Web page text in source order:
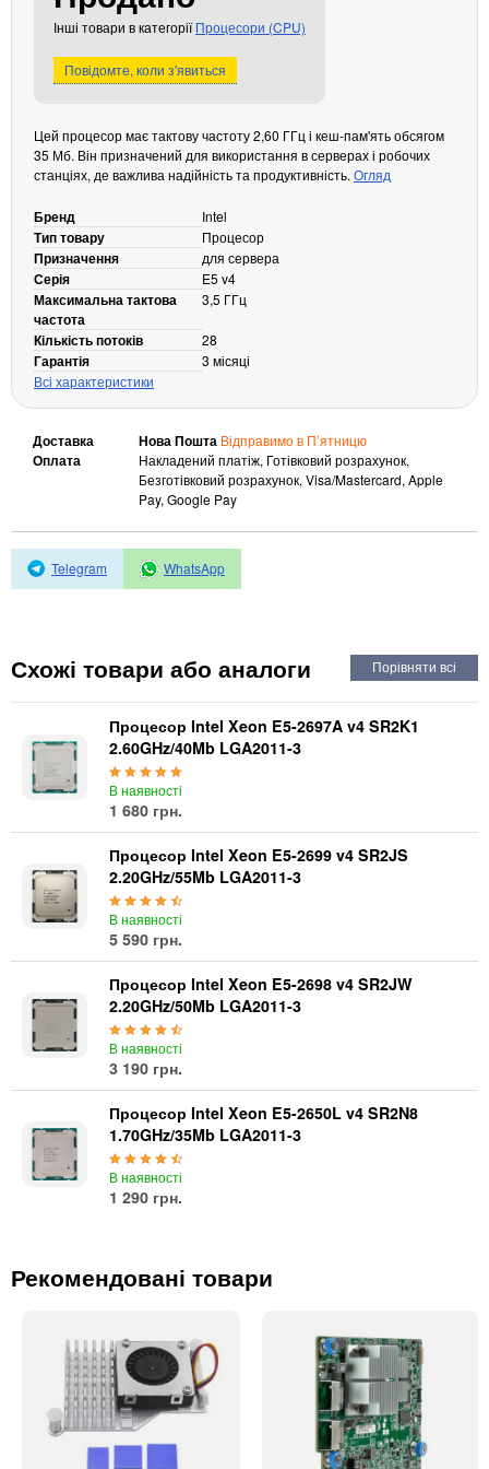
Кабелі та роз'єми
Аксесуари
Павербанки
Кабелі, роз'єми, перехідники
Акумулятори
Зовнішні блоки живлення
Периферійні пристрої
Монітори
Клавіатури, миші, комплекти
Відеоспостереження
Автономне живлення
Автоматичні вимикачі
Акумулятори для ДБЖ
Інші товари в категоріїПроцесори (CPU)
Повідомте, коли з'явиться
Цей процесор має тактову частоту 2,60 ГГц і кеш-пам'ять обсягом
35 Мб. Він призначений для використання в серверах і робочих
станціях, де важлива надійність та продуктивність. Огляд
Бренд Intel
Тип товару Процесор
Призначення для сервера
Серія E5 v4
Максимальна тактова
частота
3,5 ГГц
Кількість потоків 28
Гарантія
3 місяці
Всі характеристики
Доставка Нова Пошта Відправимо в Пʼятницю
Оплата
Накладений платіж, Готівковий розрахунок,
Безготівковий розрахунок, Visa/Mastercard, Apple
Pay, Google Pay
Telegram WhatsApp
Схожі товари або аналоги
Процесор Intel Xeon E5-2697A v4 SR2K1
2.60GHz/40Mb LGA2011-3
В наявності
1 680 грн.
Процесор Intel Xeon E5-2699 v4 SR2JS
2.20GHz/55Mb LGA2011-3
В наявності
5 590 грн.
Процесор Intel Xeon E5-2698 v4 SR2JW
2.20GHz/50Mb LGA2011-3
В наявності
3 190 грн.
Процесор Intel Xeon E5-2650L v4 SR2N8
1.70GHz/35Mb LGA2011-3
В наявності
1 290 грн.
Рекомендовані товари